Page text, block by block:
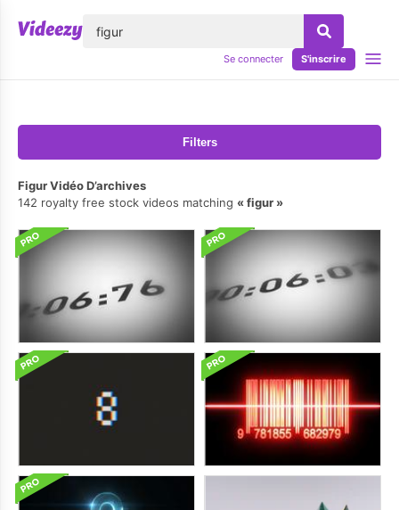
Se connecter S'inscrire
Filters
Figur Vidéo D’archives
142 royalty free stock videos matching
figur